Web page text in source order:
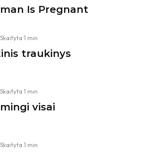
Is Pregnant
Skaityta 1 min
traukinys
Skaityta 1 min
visai
Skaityta 1 min